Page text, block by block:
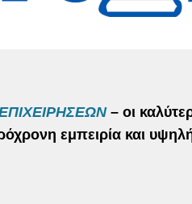
– οι
εμπειρία και